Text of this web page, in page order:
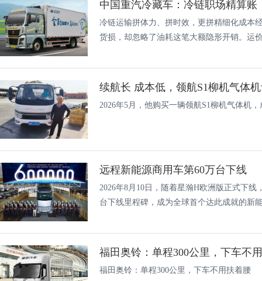
中国重汽冷藏车：冷链职场精算账
冷链运输拼体力、拼时效，更拼精细化成本
货损，却忽略了油耗这笔大额隐形开销。运
续航长 成本低，领航S1柳机气体
2026年5月，他购买一辆领航S1柳机气体机
远程新能源商用车第60万台下线
2026年8月10日，随着星瀚H欧洲版正式下线
台下线里程碑，成为全球首个达此成就的新
福田奥铃：单程300公里，下车不
福田奥铃：单程300公里，下车不用扶着腰